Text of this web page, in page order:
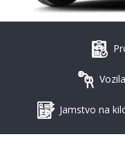
Jamstvo na